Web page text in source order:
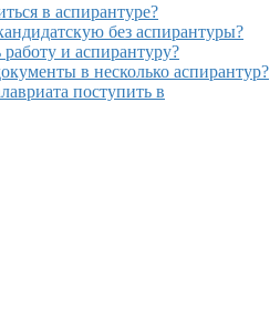
в аспирантуре?
без аспирантуры?
и аспирантуру?
в несколько аспирантур?
поступить в